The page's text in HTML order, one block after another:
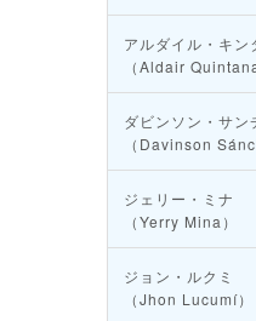
アルダイル・キン
（Aldair Quintana
ダビンソン・サン
（Davinson
ジェリー・ミナ
（Yerry Mina）
ジョン・ルクミ
（Jhon Lucumí）